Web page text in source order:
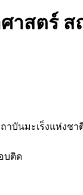
าสตร์ ส
าบันมะเร็งแห่งชา
บติด